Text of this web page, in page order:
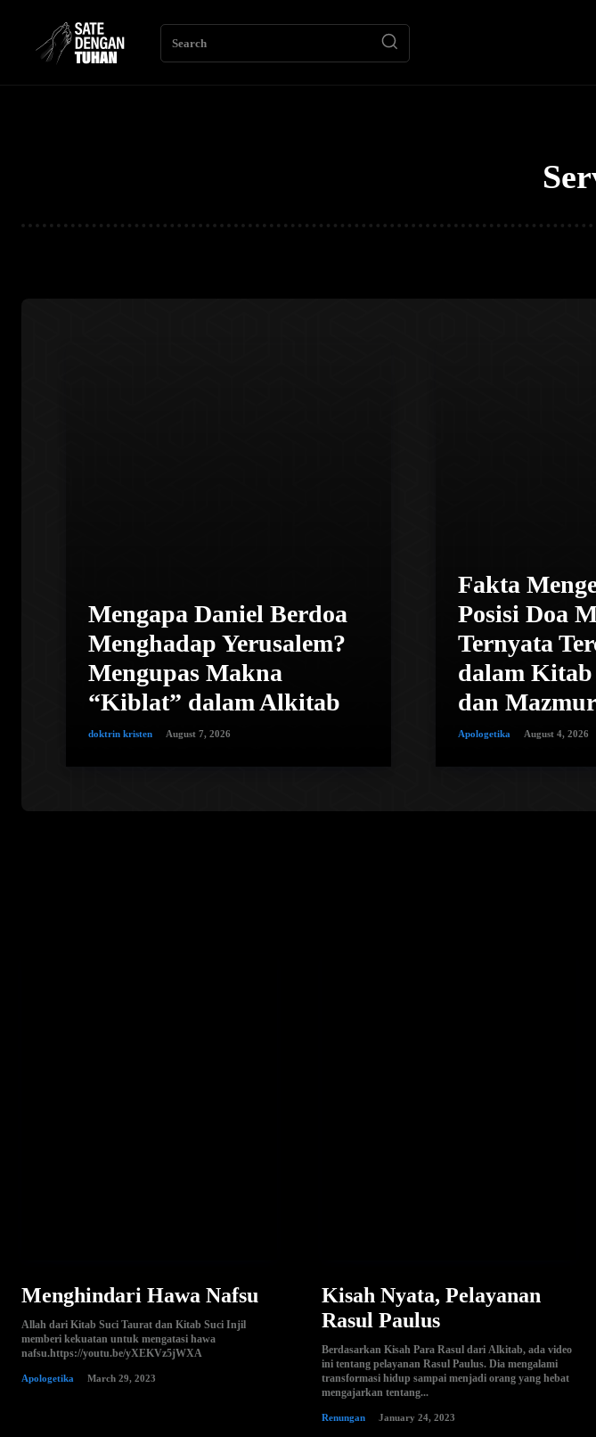
Search
Mengapa Daniel Berdoa
Menghadap Yerusalem?
Mengupas Makna
“Kiblat” dalam Alkitab
doktrin kristen August 7, 2026
Fakta
Posisi Doa
Ternyata
dalam Kitab
dan Mazmur
Apologetika August 4, 2026
Menghindari Hawa Nafsu
Allah dari Kitab Suci Taurat dan Kitab Suci Injil
memberi kekuatan untuk mengatasi hawa
nafsu.https://youtu.be/yXEKVz5jWXA
Apologetika March 29, 2023
Kisah Nyata, Pelayanan
Rasul Paulus
Berdasarkan Kisah Para Rasul dari Alkitab, ada video
ini tentang pelayanan Rasul Paulus. Dia mengalami
transformasi hidup sampai menjadi orang yang hebat
mengajarkan tentang...
Renungan January 24, 2023